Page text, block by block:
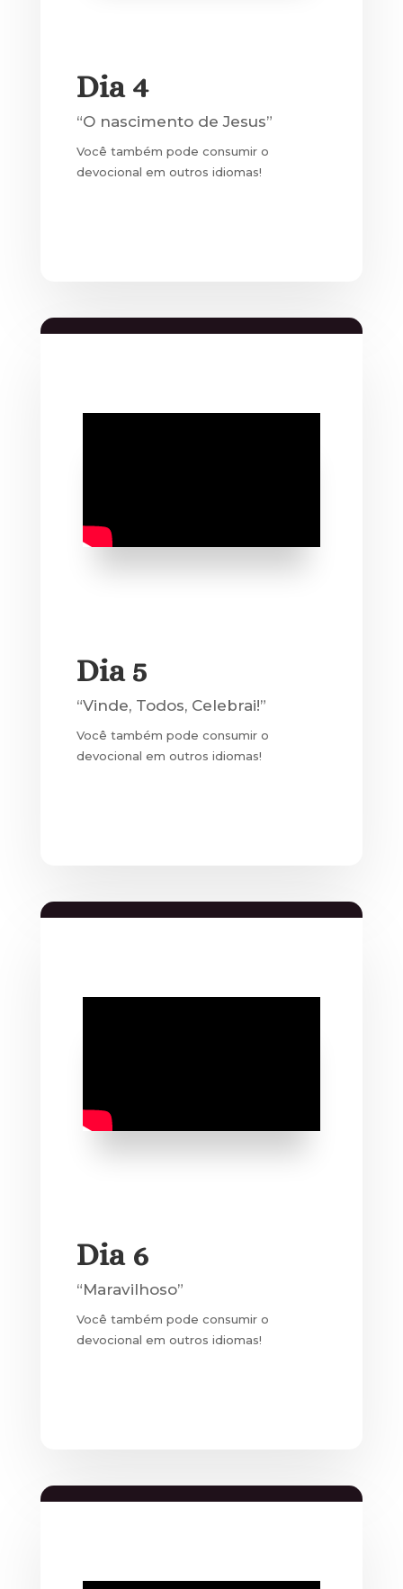
Dia 4
“O nascimento de Jesus”
Você também pode consumir o
devocional em outros idiomas!
Dia 5
“Vinde, Todos, Celebrai!”
Você também pode consumir o
devocional em outros idiomas!
Dia 6
“Maravilhoso”
Você também pode consumir o
devocional em outros idiomas!